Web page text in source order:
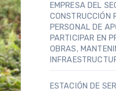
EMPRESA DEL
CONSTRUCCIÓN
PERSONAL DE
PARTICIPAR EN
OBRAS,
ESTACIÓN DE